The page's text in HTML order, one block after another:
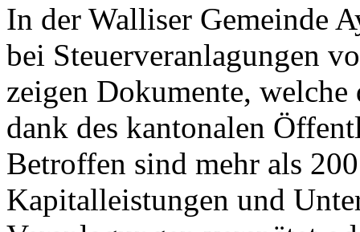
In der Walliser Gemeinde
bei Steuerveranlagungen
zeigen Dokumente,
dank des kantonalen
Betroffen sind mehr als
Kapitalleistungen und